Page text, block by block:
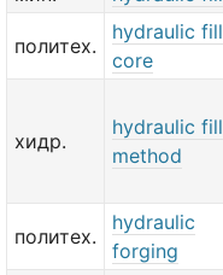
политех.
hydraulic fill
core
хидр.
hydraulic fill
method
политех.
hydraulic
forging